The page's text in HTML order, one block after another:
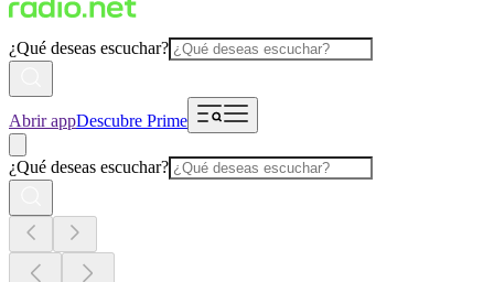
¿Qué deseas escuchar?
Abrir appDescubre Prime
¿Qué deseas escuchar?